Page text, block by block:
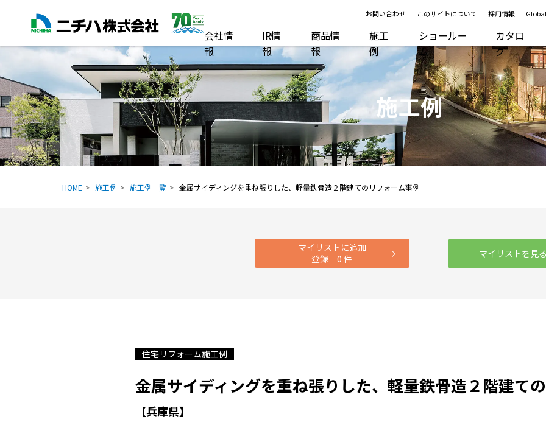
お問い合わせ このサイトについて 採用情報
会社情
報
IR情
報
商品情
報
施工
例
ショールー
ム
カタロ
グ
施工例
HOME 施工例 施工例一覧 金属サイディングを重ね張りした、軽量鉄骨造２階建てのリフォーム事例
マイリストに追加
登録0 件 マイリストを見
住宅リフォーム施工例
金属サイディングを重ね張りした、軽量鉄骨造２階建て
【兵庫県】